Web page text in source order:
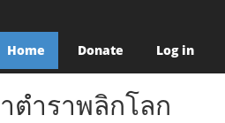
Home Donate Log in
ตำราพลิกโลก